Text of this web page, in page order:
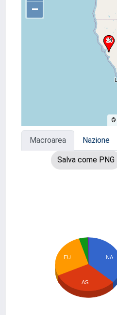
–
©
Macroarea Nazione
Salva come PNG
NA
EU
AS